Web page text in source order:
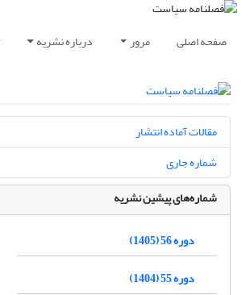
صفحه اصلی مرور درباره نشریه
مقالات آماده انتشار
شماره جاری
شماره‌های پیشین نشریه
دوره 56 (1405)
دوره 55 (1404)